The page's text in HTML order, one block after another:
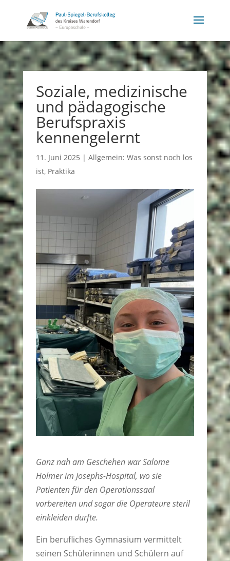
Soziale, medizinische
und pädagogische
Berufspraxis
kennengelernt
11. Juni 2025 | Allgemein: Was sonst noch los
ist, Praktika
Ganz nah am Geschehen war Salome
Holmer im Josephs-Hospital, wo sie
Patienten für den Operationssaal
vorbereiten und sogar die Operateure steril
einkleiden durfte.
Ein berufliches Gymnasium vermittelt
seinen Schülerinnen und Schülern auf